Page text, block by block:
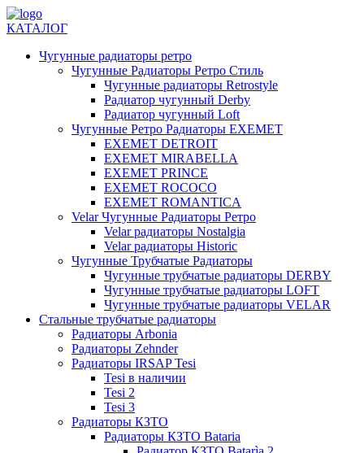
КАТАЛОГ
Чугунные радиаторы ретро
Чугунные Радиаторы Ретро Стиль
Чугунные радиаторы Retrostyle
Радиатор чугунный Derby
Радиатор чугунный Loft
Чугунные Ретро Радиаторы EXEMET
EXEMET DETROIT
EXEMET MIRABELLA
EXEMET PRINCE
EXEMET ROCOCO
EXEMET ROMANTICA
Velar Чугунные Радиаторы Ретро
Velar радиаторы Nostalgia
Velar радиаторы Historic
Чугунные Трубчатые Радиаторы
Чугунные трубчатые радиаторы DERBY
Чугунные трубчатые радиаторы LOFT
Чугунные трубчатые радиаторы VELAR
Стальные трубчатые радиаторы
Радиаторы Arbonia
Радиаторы Zehnder
Радиаторы IRSAP Tesi
Tesi в наличии
Tesi 2
Tesi 3
Радиаторы КЗТО
Радиаторы КЗТО Bataria